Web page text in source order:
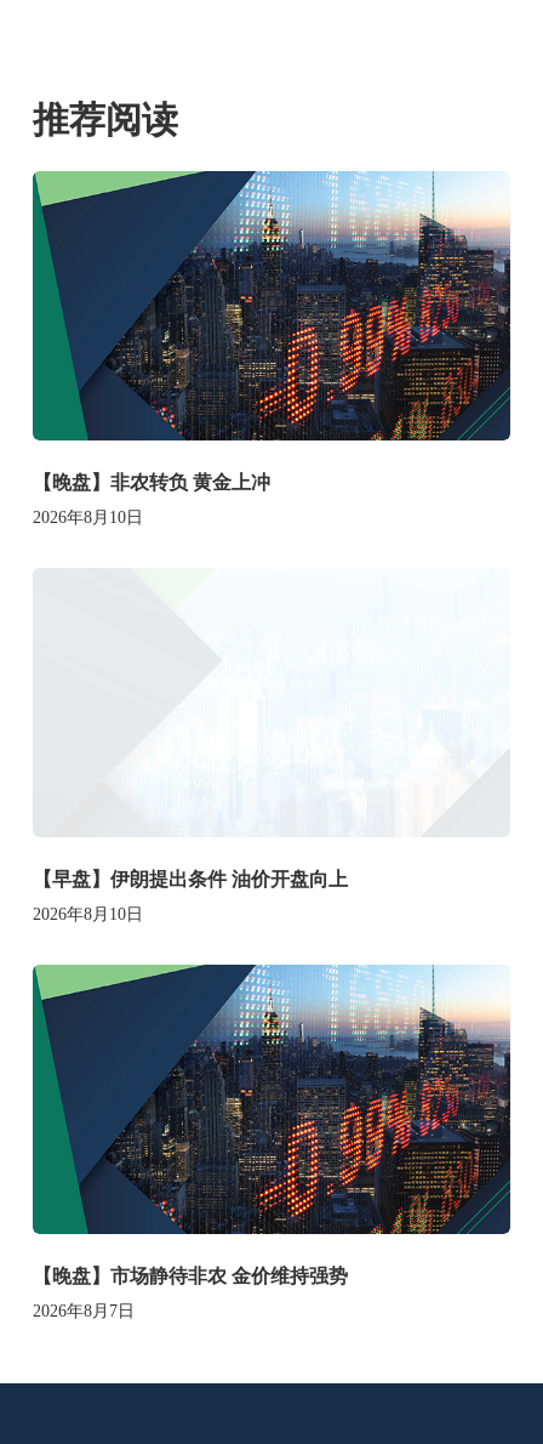
推荐阅读
【晚盘】非农转负 黄金上冲
2026年8月10日
【早盘】伊朗提出条件 油价开盘向上
2026年8月10日
【晚盘】市场静待非农 金价维持强势
2026年8月7日